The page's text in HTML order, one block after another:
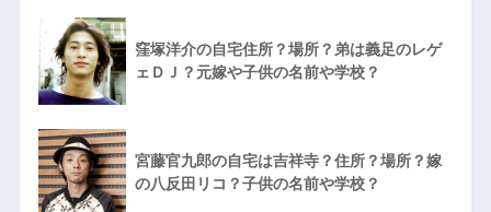
窪塚洋介の自宅住所？場所？弟は義足のレゲ
ェＤＪ？元嫁や子供の名前や学校？
宮藤官九郎の自宅は吉祥寺？住所？場所？嫁
の八反田リコ？子供の名前や学校？